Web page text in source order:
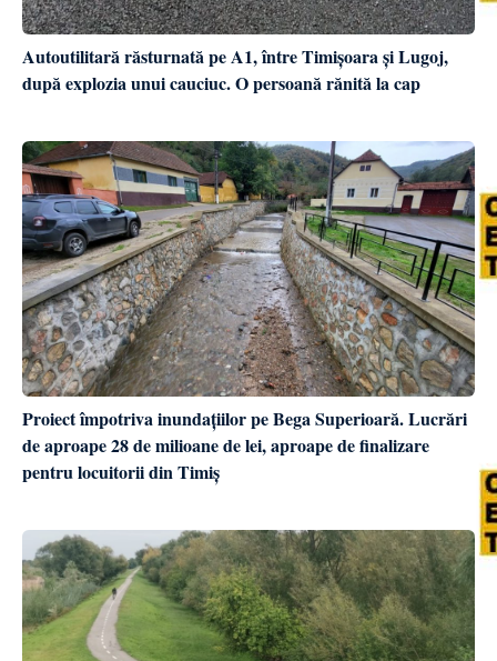
Autoutilitară răsturnată pe A1, între Timișoara și Lugoj,
după explozia unui cauciuc. O persoană rănită la cap
Proiect împotriva inundațiilor pe Bega Superioară. Lucrări
de aproape 28 de milioane de lei, aproape de finalizare
pentru locuitorii din Timiș